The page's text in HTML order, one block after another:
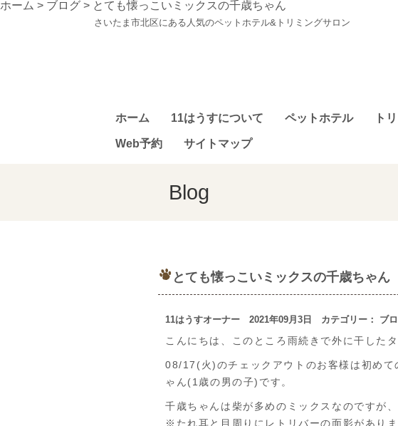
ホーム > ブログ > とても懐っこいミックスの千歳ちゃん
さいたま市北区にある人気のペットホテル&トリミングサロン
ホーム 11はうすについて ペットホテル ト
Web予約 サイトマップ
Blog
とても懐っこいミックスの千歳ちゃん
11はうすオーナー 2021年09月3日 カテゴリー： ブ
こんにちは、このところ雨続きで外に干したタ
08/17(火)のチェックアウトのお客様は初め
ゃん(1歳の男の子)です。
千歳ちゃんは柴が多めのミックスなのですが
※たれ耳と目周りにレトリバーの面影があり